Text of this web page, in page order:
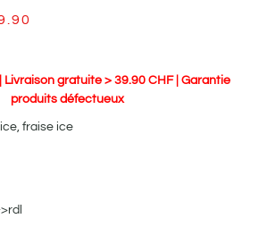
Livraison gratuite > 39.90 CHF | Garantie
produits défectueux
fraise ice